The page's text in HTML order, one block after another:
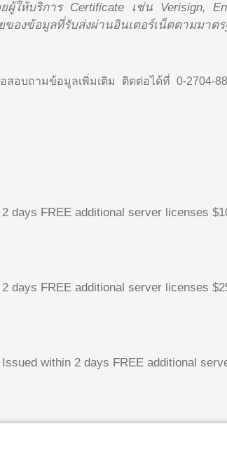
ให้บริการ Certificate เช่น Verisign,
องข้อมูลที่รับส่งผ่านอินเตอร์เน็ตตามมาต
อบถามข้อมูลเพิ่มเติม ติดต่อได้ที่ 0-2704-
days FREE additional server licenses
days FREE additional server licenses
Issued within 2 days FREE additional